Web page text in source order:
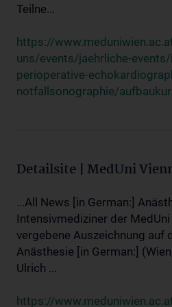
Teilne...
https://
uns/events/jaehrliche-
perioperative-
notfallsonographie/
Detailsite | MedUni
...All News [in German:]
Intensivmediziner der
vergebene Auszeichnung auf
Anästhesie [in German:]
Ulrich ...
https://